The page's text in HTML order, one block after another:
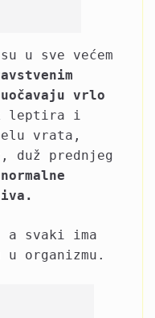
su u sve većem
vrlo
leptira i
vrata,
duž prednjeg
a svaki ima
organizmu.